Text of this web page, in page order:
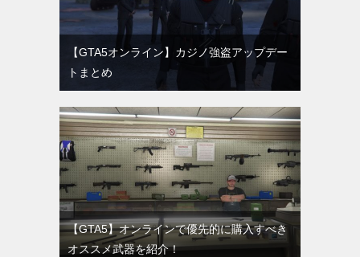
【GTA5オンライン】カジノ強盗アップデー
トまとめ
【GTA5】オンラインで優先的に購入すべき
オススメ武器を紹介！